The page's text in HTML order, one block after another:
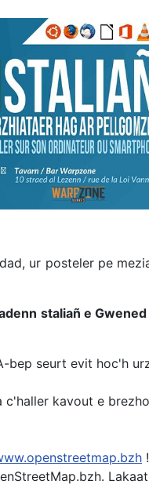
ur posteler pe
staliañ e
bep seurt evit hoc'h
kavout e
!